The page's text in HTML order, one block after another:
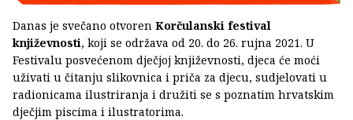
Danas je svečano otvoren Korčulanski festival
književnosti, koji se održava od 20. do 26. rujna 2021. U
Festivalu posvećenom dječjoj književnosti, djeca će moći
uživati u čitanju slikovnica i priča za djecu, sudjelovati u
radionicama ilustriranja i družiti se s poznatim hrvatskim
dječjim piscima i ilustratorima.